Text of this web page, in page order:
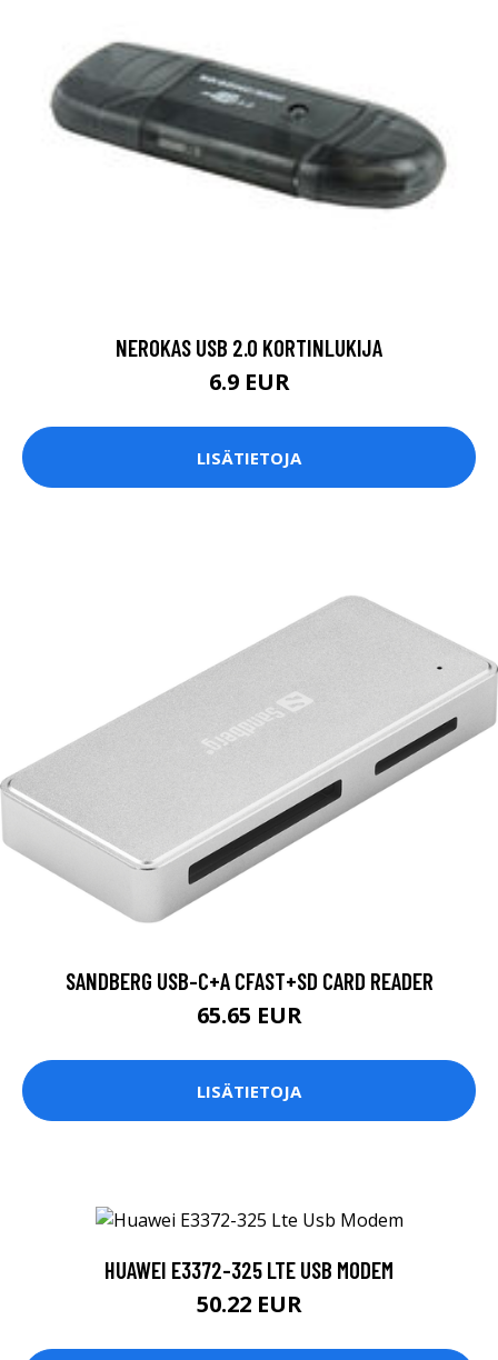
NEROKAS USB 2.0 KORTINLUKIJA
6.9 EUR
LISÄTIETOJA
SANDBERG USB-C+A CFAST+SD CARD READER
65.65 EUR
LISÄTIETOJA
HUAWEI E3372-325 LTE USB MODEM
50.22 EUR